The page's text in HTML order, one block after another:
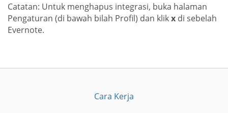
Catatan: Untuk menghapus integrasi, buka halaman
Pengaturan (di bawah bilah Profil) dan klikx di sebelah
Evernote.
Cara Kerja